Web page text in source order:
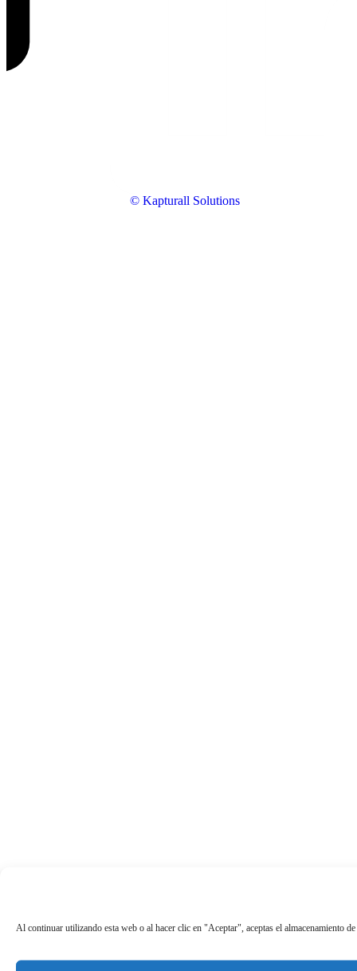
Al continuar utilizando esta web o al hacer clic en "Aceptar", aceptas el almacenamiento
© Kapturall Solutions